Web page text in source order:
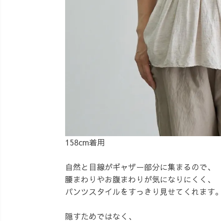
158cm着用
自然と目線がギャザー部分に集まるので、
腰まわりやお腹まわりが気になりにくく、
パンツスタイルをすっきり見せてくれます
隠すためではなく、